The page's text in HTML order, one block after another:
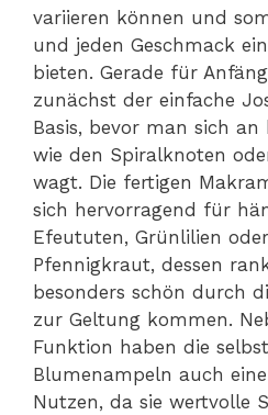
variieren können und
und jeden Geschmack
bieten. Gerade für
zunächst der einfache
Basis, bevor man sich
wie den Spiralknoten
wagt. Die fertigen
sich hervorragend für
Efeututen, Grünlilien
Pfennigkraut, dessen
besonders schön durch
zur Geltung kommen.
Funktion haben die
Blumenampeln auch
Nutzen, da sie wertvolle